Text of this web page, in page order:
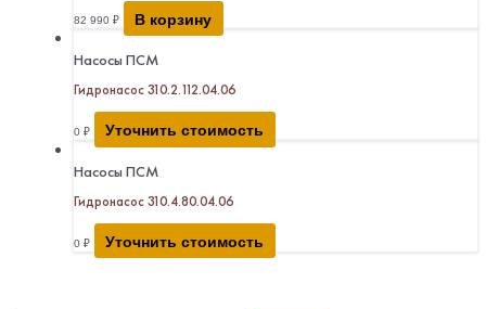
82 990 ₽ В корзину
Насосы ПСМ
Гидронасос 310.2.112.04.06
0 ₽ Уточнить стоимость
Насосы ПСМ
Гидронасос 310.4.80.04.06
0 ₽ Уточнить стоимость